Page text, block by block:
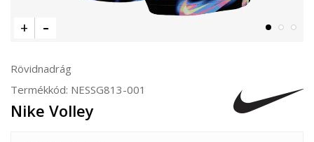
Rövidnadrág
Termékkód: NESSG813-001
Nike Volley